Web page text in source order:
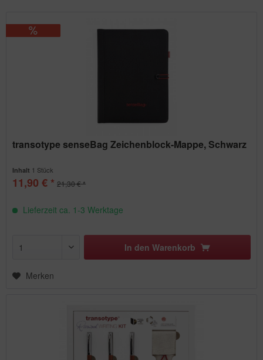
transotype senseBag Rollmäppchen creme
transotype senseBag Zeichenblock-Mappe, Schwarz
Inhalt 1 Stück
11,90 € * 21,30 € *
Lieferzeit ca. 1-3 Werktage
In den Warenkorb
Merken